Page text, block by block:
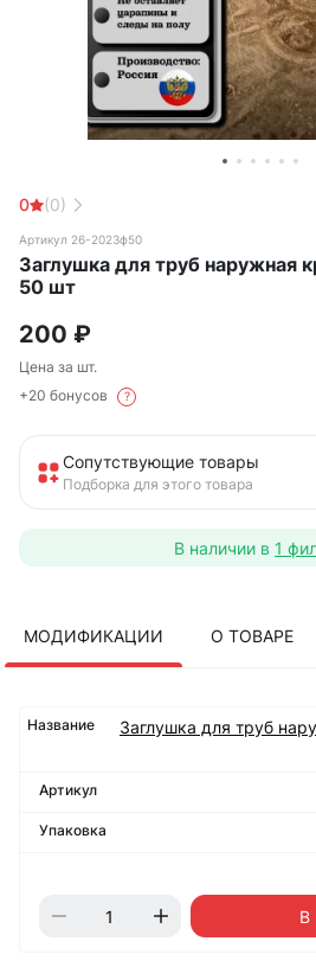
0 (0)
Артикул 26-2023ф50
Заглушка для труб наружная
50 шт
200 ₽
Цена за шт.
+20 бонусов
?
Сопутствующие товары
Подборка для этого товара
В наличии в 1
МОДИФИКАЦИИ О ТОВАРЕ
Заглушка для труб
В